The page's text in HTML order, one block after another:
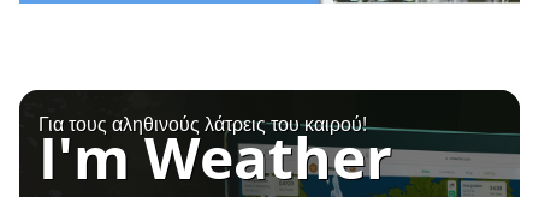
Για τους αληθινούς λάτρεις του καιρού!
I'm Weather